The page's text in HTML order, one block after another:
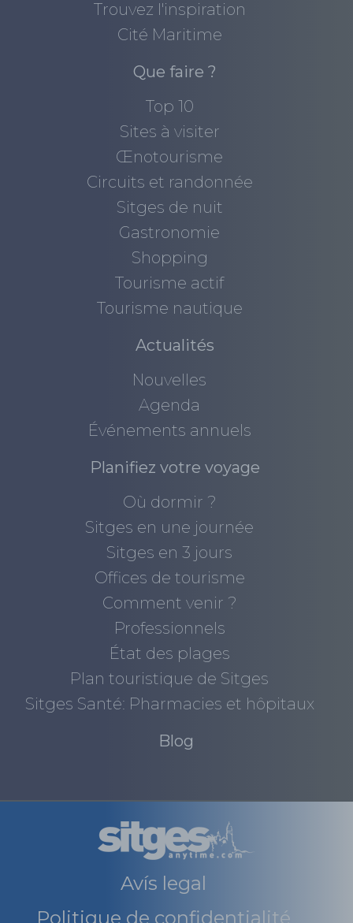
Trouvez l'inspiration
Cité Maritime
Que faire ?
Top 10
Sites à visiter
Œnotourisme
Circuits et randonnée
Sitges de nuit
Gastronomie
Shopping
Tourisme actif
Tourisme nautique
Actualités
Nouvelles
Agenda
Événements annuels
Planifiez votre voyage
Où dormir ?
Sitges en une journée
Sitges en 3 jours
Offices de tourisme
Comment venir ?
Professionnels
État des plages
Plan touristique de Sitges
Sitges Santé: Pharmacies et hôpitaux
Blog
Avís legal
Politique de confidentialité